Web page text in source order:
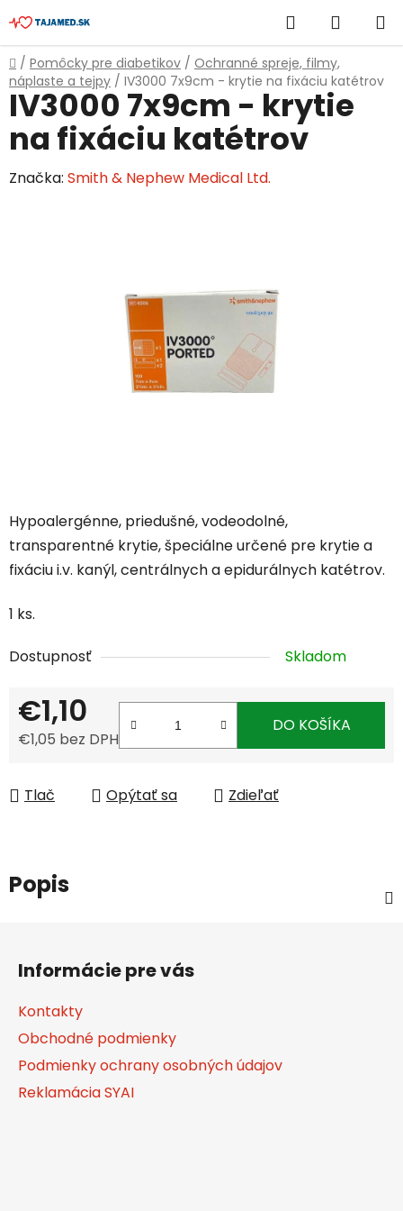
na
obsah
Hľadať
KOŠÍK
Domov
/ Pomôcky pre diabetikov / Ochranné spreje, filmy,
náplaste a tejpy / IV3000 7x9cm - krytie na fixáciu katétrov
Hypoalergénne, priedušné, vodeodolné,
transparentné krytie, špeciálne určené pre krytie a
fixáciu i.v. kanýl, centrálnych a epidurálnych katétrov.
1 ks.
Dostupnosť Skladom
€1,10
€1,05 bez DPH
DO KOŠÍKA
Tlač Opýtať sa Zdieľať
IV3000 7x9cm - krytie
na fixáciu katétrov
Značka: Smith & Nephew Medical Ltd.
Popis
Informácie pre vás
Kontakty
Obchodné podmienky
Podmienky ochrany osobných údajov
Reklamácia SYAI